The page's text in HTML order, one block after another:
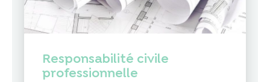
Responsabilité civile
professionnelle